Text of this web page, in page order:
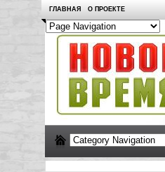
ГЛАВНАЯ О ПРОЕКТЕ